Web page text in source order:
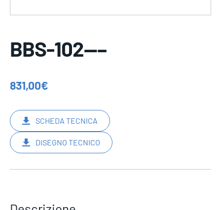
BBS-102—–
831,00€
SCHEDA TECNICA
DISEGNO TECNICO